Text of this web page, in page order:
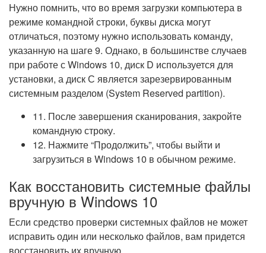
Нужно помнить, что во время загрузки компьютера в
режиме командной строки, буквы диска могут
отличаться, поэтому нужно использовать команду,
указанную на шаге 9. Однако, в большинстве случаев
при работе с Windows 10, диск D используется для
установки, а диск С является зарезервированным
системным разделом (System Reserved partition).
11. После завершения сканирования, закройте
командную строку.
12. Нажмите “Продолжить”, чтобы выйти и
загрузиться в Windows 10 в обычном режиме.
Как восстановить системные файлы
вручную в Windows 10
Если средство проверки системных файлов не может
исправить один или несколько файлов, вам придется